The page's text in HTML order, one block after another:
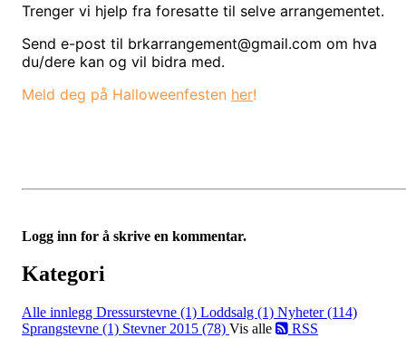
Trenger vi hjelp fra foresatte til selve arrangementet.
Send e-post til brkarrangement@gmail.com om hva
du/dere kan og vil bidra med.
Meld deg på Halloweenfesten her!
Logg inn for å skrive en kommentar.
Kategori
Alle innlegg Dressurstevne (1) Loddsalg (1) Nyheter (114)
Sprangstevne (1) Stevner 2015 (78) Vis alle RSS